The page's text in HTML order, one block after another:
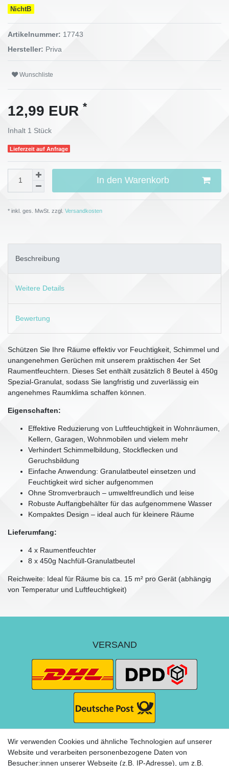
NichtB
Artikelnummer: 17743
Hersteller: Priva
Wunschliste
12,99 EUR *
Inhalt 1 Stück
Lieferzeit auf Anfrage
In den Warenkorb
* inkl. ges. MwSt. zzgl. Versandkosten
Beschreibung
Weitere Details
Bewertung
Schützen Sie Ihre Räume effektiv vor Feuchtigkeit, Schimmel und
unangenehmen Gerüchen mit unserem praktischen 4er Set
Raumentfeuchtern. Dieses Set enthält zusätzlich 8 Beutel à 450g
Spezial-Granulat, sodass Sie langfristig und zuverlässig ein
angenehmes Raumklima schaffen können.
Eigenschaften:
Effektive Reduzierung von Luftfeuchtigkeit in Wohnräumen,
Kellern, Garagen, Wohnmobilen und vielem mehr
Verhindert Schimmelbildung, Stockflecken und
Geruchsbildung
Einfache Anwendung: Granulatbeutel einsetzen und
Feuchtigkeit wird sicher aufgenommen
Ohne Stromverbrauch – umweltfreundlich und leise
Robuste Auffangbehälter für das aufgenommene Wasser
Kompaktes Design – ideal auch für kleinere Räume
Lieferumfang:
4 x Raumentfeuchter
8 x 450g Nachfüll-Granulatbeutel
Reichweite: Ideal für Räume bis ca. 15 m² pro Gerät (abhängig
von Temperatur und Luftfeuchtigkeit)
VERSAND
Wir verwenden Cookies und ähnliche Technologien auf unserer
Website und verarbeiten personenbezogene Daten von
Besucher:innen unserer Webseite (z.B. IP-Adresse), um z.B.